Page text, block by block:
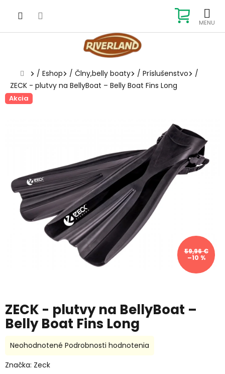
KOŠÍK
Domov
/ Eshop / Člny,belly boaty / Príslušenstvo
/
ZECK - plutvy na BellyBoat – Belly Boat Fins Long
Akcia
59,96 €
–10 %
ZECK - plutvy na BellyBoat –
Belly Boat Fins Long
Priemerné
produktu
Neohodnotené Podrobnosti hodnotenia
Značka: Zeck